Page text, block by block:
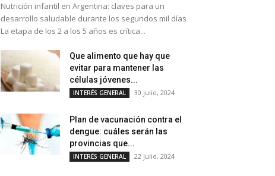
Nutrición infantil en Argentina: claves para un
desarrollo saludable durante los segundos mil días
La etapa de los 2 a los 5 años es crítica...
Que alimento que hay que
evitar para mantener las
células jóvenes...
INTERÉS GENERAL 30 julio, 2024
Plan de vacunación contra el
dengue: cuáles serán las
provincias que...
INTERÉS GENERAL 22 julio, 2024